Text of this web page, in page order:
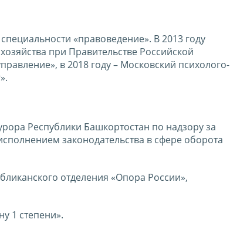
«правоведение». В 2013 году
при Правительстве Российской
в 2018 году – Московский психолого-
Республики Башкортостан по надзору за
законодательства в сфере оборота
отделения «Опора России»,
1 степени».